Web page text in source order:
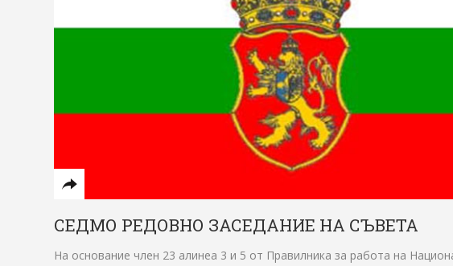
СЕДМО РЕДОВНО ЗАСЕДАНИЕ НА СЪВЕТА
На основание член 23 алинеа 3 и 5 от Правилника за работа на